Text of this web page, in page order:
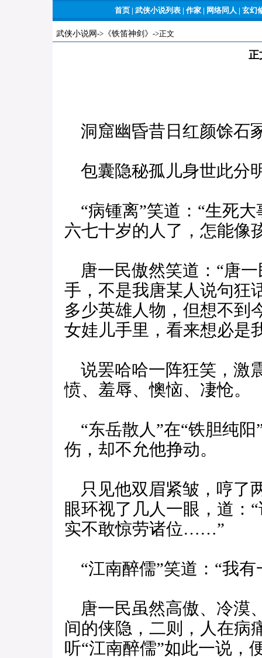
首页 | 武侠小说列表 | 作家 | 网络同人 | 玄幻
武侠小说网 -> 《铁笛神剑》 ->正文
正
洞窟幽昏昔日红颜馀石
包囊隐秘孤儿身世此分
“病锺离”笑道：“生死
六七十岁的人了，怎能像
唐一民傲然笑道：“唐
手，不是我唐某人说句狂
多少英雄人物，但想不到
女娃儿手里，看来想必
说罢哈哈一阵狂笑，激
愤、羞辱、懊恼、凄怆。
“东岳散人”在“铁胆纯
伤，却不允他挣动。
只见他双眉紧皱，哼了
眼环视了几人一眼，道：
实不敢惊劳诸位……”
“江南醉儒”笑道：“我
唐一民虽然高傲、冷漠
间的侠隐，二则，人在病
听“江南醉儒”如此一说，